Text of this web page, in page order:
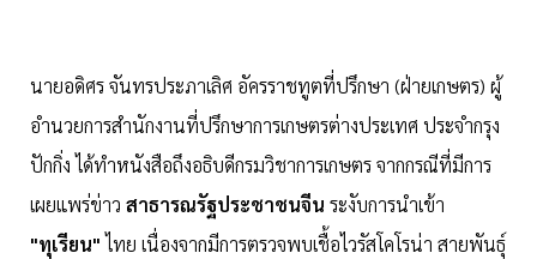
นายอดิศร จันทรประภาเลิศ อัครราชทูตที่ปรึกษา (ฝ่ายเกษตร) ผู้
อำนวยการสำนักงานที่ปรึกษาการเกษตรต่างประเทศ ประจำกรุง
ปักกิ่ง ได้ทำหนังสือถึงอธิบดีกรมวิชาการเกษตร จากกรณีที่มีการ
เผยแพร่ข่าว สาธารณรัฐประชาชนจีน ระงับการนำเข้า
"ทุเรียน"ไทย เนื่องจากมีการตรวจพบเชื้อไวรัสโคโรน่า สายพันธุ์